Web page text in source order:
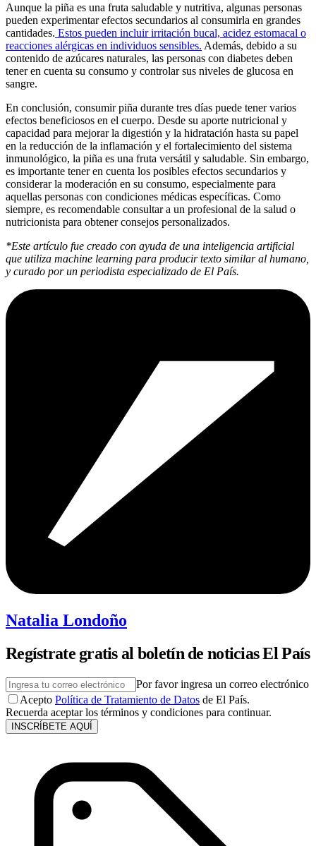
Aunque la piña es una fruta saludable y nutritiva, algunas personas
pueden experimentar efectos secundarios al consumirla en grandes
cantidades. Estos pueden incluir irritación bucal, acidez estomacal o
reacciones alérgicas en individuos sensibles. Además, debido a su
contenido de azúcares naturales, las personas con diabetes deben
tener en cuenta su consumo y controlar sus niveles de glucosa en
sangre.
En conclusión, consumir piña durante tres días puede tener varios
efectos beneficiosos en el cuerpo. Desde su aporte nutricional y
capacidad para mejorar la digestión y la hidratación hasta su papel
en la reducción de la inflamación y el fortalecimiento del sistema
inmunológico, la piña es una fruta versátil y saludable. Sin embargo,
es importante tener en cuenta los posibles efectos secundarios y
considerar la moderación en su consumo, especialmente para
aquellas personas con condiciones médicas específicas. Como
siempre, es recomendable consultar a un profesional de la salud o
nutricionista para obtener consejos personalizados.
*Este artículo fue creado con ayuda de una inteligencia artificial
que utiliza machine learning para producir texto similar al humano,
y curado por un periodista especializado de El País.
Natalia Londoño
Regístrate gratis al boletín de noticias El País
Por favor ingresa un correo electrónico
Acepto Política de Tratamiento de Datos de El País.
Recuerda aceptar los términos y condiciones para continuar.
INSCRÍBETE AQUÍ